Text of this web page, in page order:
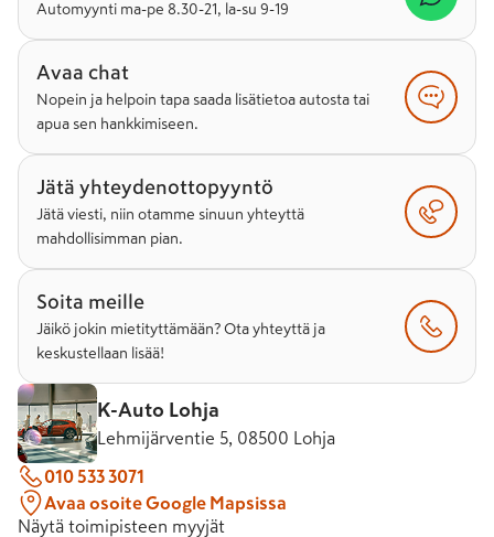
Automyynti ma-pe 8.30-21, la-su 9-19
Avaa chat
Nopein ja helpoin tapa saada lisätietoa autosta tai
apua sen hankkimiseen.
Jätä yhteydenottopyyntö
Jätä viesti, niin otamme sinuun yhteyttä
mahdollisimman pian.
Soita meille
Jäikö jokin mietityttämään? Ota yhteyttä ja
keskustellaan lisää!
K-Auto Lohja
Lehmijärventie 5, 08500 Lohja
010 533 3071
Avaa osoite Google Mapsissa
Näytä toimipisteen myyjät